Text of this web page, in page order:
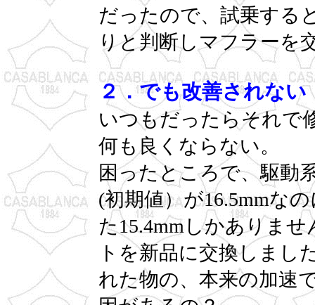
だったので、試乗する
りと判断しマフラーを
２．でも改善されない
いつもだったらそれで
何も良くならない。
困ったところで、駆動
(初期値）が16.5mmな
た15.4mmしかありま
トを新品に交換しまし
れた物の、本来の加速